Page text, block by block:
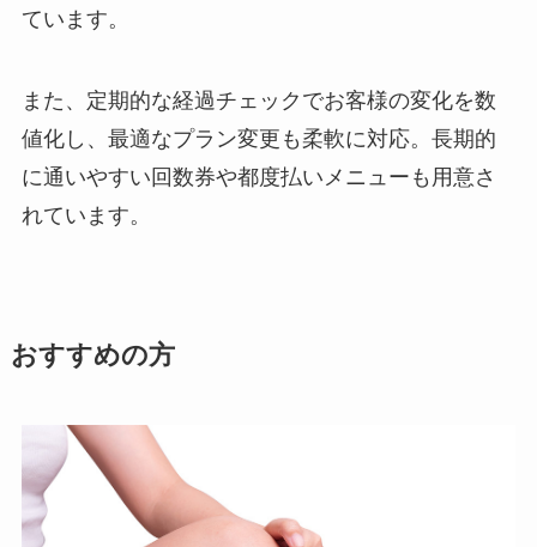
ています。
また、定期的な経過チェックでお客様の変化を数
値化し、最適なプラン変更も柔軟に対応。長期的
に通いやすい回数券や都度払いメニューも用意さ
れています。
おすすめの方